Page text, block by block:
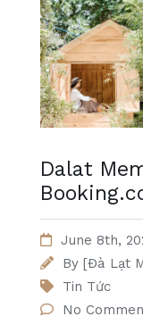
Dalat
June 8th,
By [Đà Lạt
Tin Tức
No